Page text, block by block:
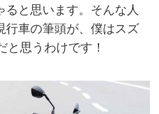
ると思います。そんな人
行車の筆頭が、僕はスズ
と思うわけです！